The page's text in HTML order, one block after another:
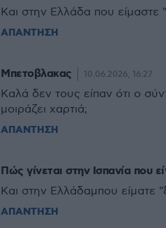
Και στην Ελλάδα που είμαστε
ΑΠΑΝΤΗΣΗ
Μπετοβλακας 10.06.2026, 16:27
Καλά δεν τους είπαν ότι ο
μοιράζει χαρτιά;
ΑΠΑΝΤΗΣΗ
Πώς γίνεται στην Ισπανία που
Και στην Ελλάδαμπου είματε
ΑΠΑΝΤΗΣΗ